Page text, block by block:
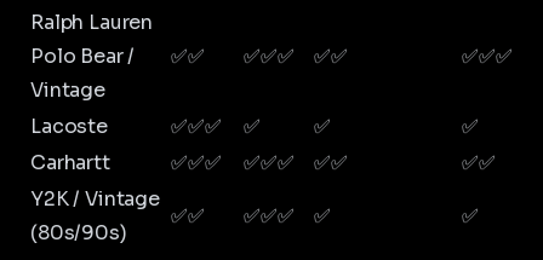
Ralph Lauren
Polo Bear /
Vintage
✅✅ ✅✅✅ ✅✅ ✅✅✅
Lacoste ✅✅✅ ✅ ✅
✅
Carhartt
✅✅✅ ✅✅✅ ✅✅
✅✅
Y2K / Vintage
(80s/90s)
✅✅ ✅✅✅ ✅ ✅